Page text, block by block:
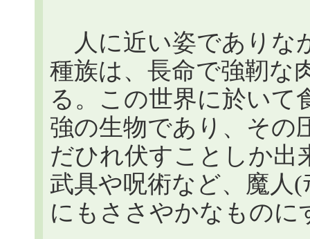
人に近い姿でありな
種族は、長命で強靭な
る。この世界に於いて
強の生物であり、その
だひれ伏すことしか出
武具や呪術など、魔人
にもささやかなものに